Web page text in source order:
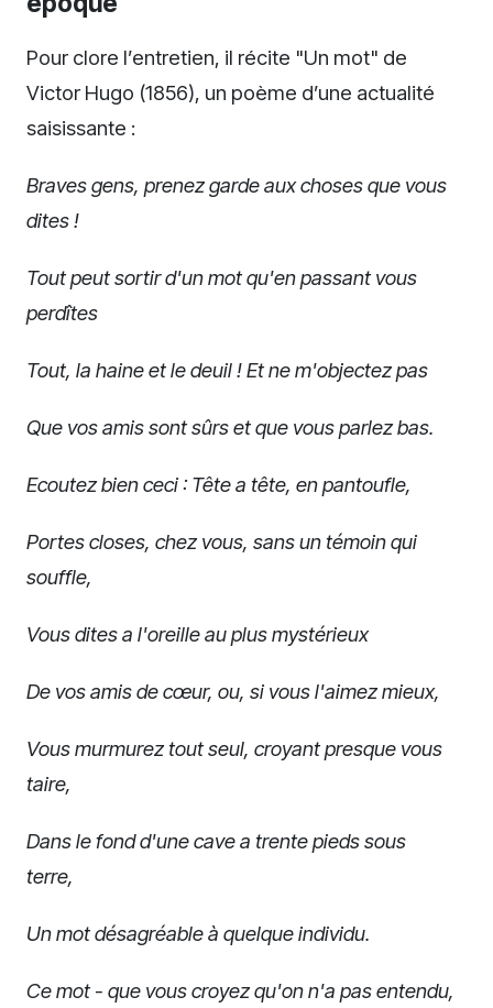
Pour clore l’entretien, il récite "Un mot" de
Victor Hugo (1856), un poème d’une actualité
saisissante :
Braves gens, prenez garde aux choses que vous
dites !
Tout peut sortir d'un mot qu'en passant vous
perdîtes
Tout, la haine et le deuil ! Et ne m'objectez pas
Que vos amis sont sûrs et que vous parlez bas.
Ecoutez bien ceci : Tête a tête, en pantoufle,
Portes closes, chez vous, sans un témoin qui
souffle,
Vous dites a l'oreille au plus mystérieux
De vos amis de cœur, ou, si vous l'aimez mieux,
Vous murmurez tout seul, croyant presque vous
taire,
Dans le fond d'une cave a trente pieds sous
terre,
Un mot désagréable à quelque individu.
Ce mot - que vous croyez qu'on n'a pas entendu,